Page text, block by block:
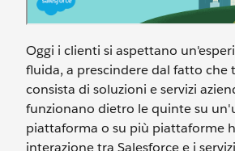
Oggi i clienti si aspettano
fluida, a prescindere dal fatto che
consista di soluzioni e servizi
funzionano dietro le quinte su
piattaforma o su più piattaforme
interazione tra Salesforce e i